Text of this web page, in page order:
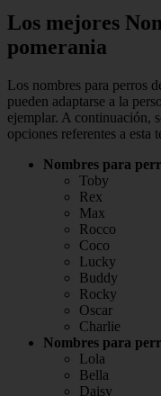
Los mejores
pomerania
Los nombres para perros
pueden adaptarse a la
ejemplar. A continuación,
opciones referentes a esta
Nombres para
Toby
Rex
Max
Rocco
Coco
Lucky
Buddy
Rocky
Oscar
Charlie
Nombres para
Lola
Bella
Daisy